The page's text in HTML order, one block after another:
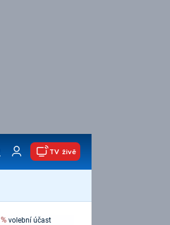
TV živě
% volební účast